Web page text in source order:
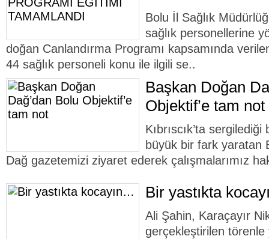
Bolu İl Sağlık
sağlık personellerine
doğan Canlandırma Programı kapsamında
44 sağlık personeli konu ile ilgili se..
Başkan Doğan
Objektif’e tam not
Kıbrıscık’ta
büyük bir fark yaratan
Dağ gazetemizi ziyaret ederek çalışmalarımız
Bir yastıkta
Ali Şahin, Karaçayır
gerçekleştirilen törenle